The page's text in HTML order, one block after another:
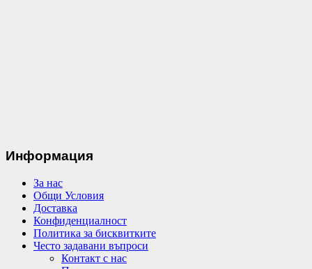
Информация
За нас
Общи Условия
Доставка
Конфиденциалност
Политика за бисквитките
Често задавани въпроси
Контакт с нас